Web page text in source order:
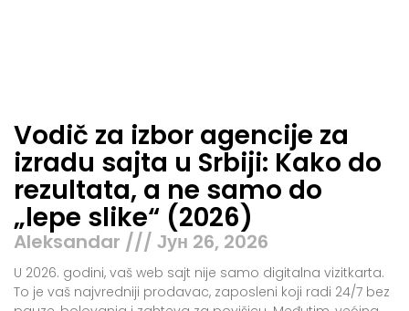
Vodič za izbor agencije za
izradu sajta u Srbiji: Kako do
rezultata, a ne samo do
„lepe slike“ (2026)
Aleksandar Јун 26, 2026
U 2026. godini, vaš web sajt nije samo digitalna vizitkarta.
To je vaš najvredniji prodavac, zaposleni koji radi 24/7 bez